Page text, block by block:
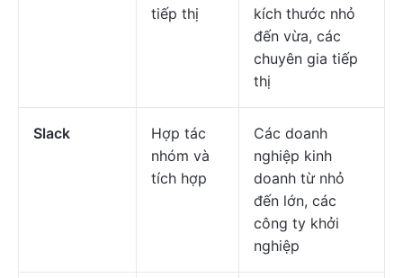
tiếp thị
kích thước nhỏ
đến vừa, các
chuyên gia tiếp
thị
Slack
Hợp tác
nhóm và
tích hợp
Các doanh
nghiệp kinh
doanh từ nhỏ
đến lớn, các
công ty khởi
nghiệp